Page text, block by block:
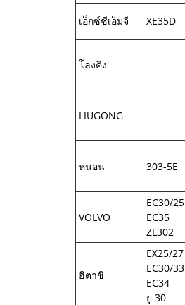
เอ็กซ์ซีเอ็มจี XE35D
โลงคิง
LIUGONG
หนอน 303-5E
VOLVO
EC30/25
EC35
ZL302
ฮิตาชิ
EX25/27
EC30/33
EC34
ยู 30